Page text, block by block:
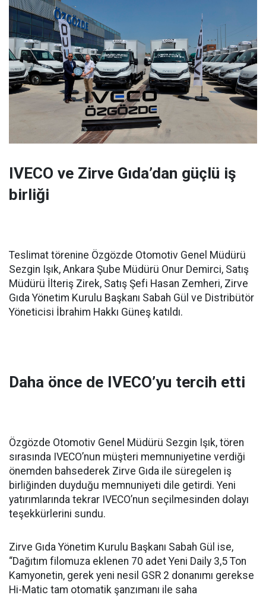
IVECO ve Zirve Gıda’dan güçlü iş
birliği
Teslimat törenine Özgözde Otomotiv Genel Müdürü
Sezgin Işık, Ankara Şube Müdürü Onur Demirci, Satış
Müdürü İlteriş Zirek, Satış Şefi Hasan Zemheri, Zirve
Gıda Yönetim Kurulu Başkanı Sabah Gül ve Distribütör
Yöneticisi İbrahim Hakkı Güneş katıldı.
Daha önce de IVECO’yu tercih etti
Özgözde Otomotiv Genel Müdürü Sezgin Işık, tören
sırasında IVECO’nun müşteri memnuniyetine verdiği
önemden bahsederek Zirve Gıda ile süregelen iş
birliğinden duyduğu memnuniyeti dile getirdi. Yeni
yatırımlarında tekrar IVECO’nun seçilmesinden dolayı
teşekkürlerini sundu.
Zirve Gıda Yönetim Kurulu Başkanı Sabah Gül ise,
“Dağıtım filomuza eklenen 70 adet Yeni Daily 3,5 Ton
Kamyonetin, gerek yeni nesil GSR 2 donanımı gerekse
Hi-Matic tam otomatik şanzımanı ile saha